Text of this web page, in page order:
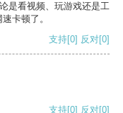
是看视频、玩游戏还是工
卡顿了。
支持[0] 反对[0]
支持[0] 反对[0]